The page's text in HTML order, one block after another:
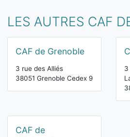
LES AUTRES CAF
CAF de Grenoble
3 rue des Alliés
38051 Grenoble Cedex 9
3
CAF de